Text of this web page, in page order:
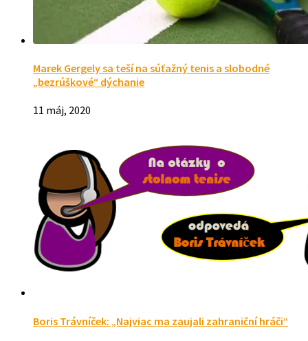
Marek Gergely sa teší na súťažný tenis a slobodné
„bezrúškové“ dýchanie
11 máj, 2020
Boris Trávníček: „Najviac ma zaujali zahraniční hráči“